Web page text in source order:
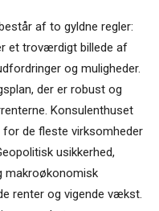
af to gyldne regler:
et troværdigt billede af
og muligheder.
der er robust og
Konsulenthuset
de fleste virksomheder
usikkerhed,
makroøkonomisk
renter og vigende vækst.